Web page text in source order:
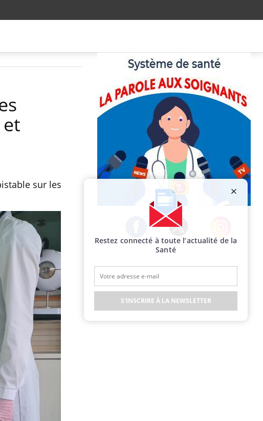
sur les
Facebook Twitter Instagram
Restez connecté à toute l’actualité de la
Santé
S'INSCRIRE À LA NEWSLETTER